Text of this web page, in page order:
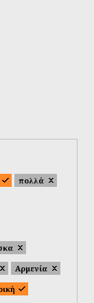
πολλά
Αρμενία